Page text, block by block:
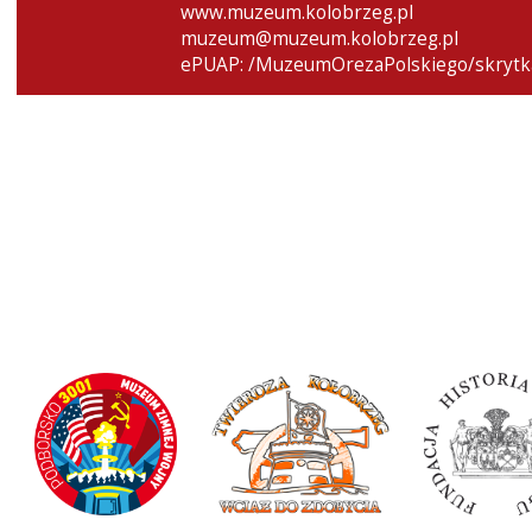
www.muzeum.kolobrzeg.pl
muzeum@muzeum.kolobrzeg.pl
ePUAP: /MuzeumOrezaPolskiego/